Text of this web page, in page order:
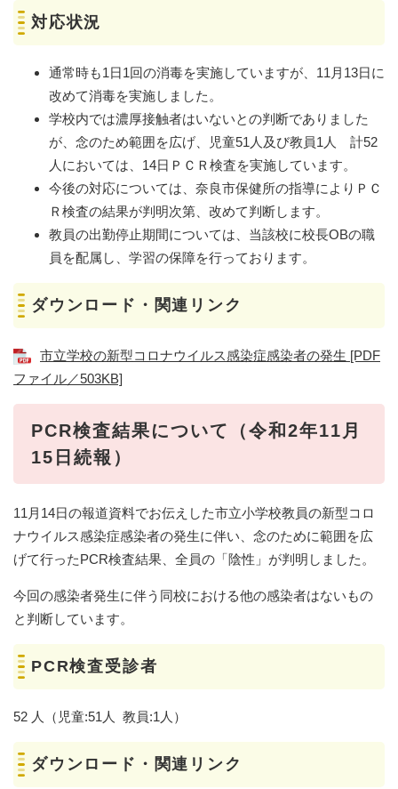
対応状況
通常時も1日1回の消毒を実施していますが、11月13日に
改めて消毒を実施しました。
学校内では濃厚接触者はいないとの判断でありました
が、念のため範囲を広げ、児童51人及び教員1人 計52
人においては、14日ＰＣＲ検査を実施しています。
今後の対応については、奈良市保健所の指導によりＰＣ
Ｒ検査の結果が判明次第、改めて判断します。
教員の出勤停止期間については、当該校に校長OBの職
員を配属し、学習の保障を行っております。
ダウンロード・関連リンク
市立学校の新型コロナウイルス感染症感染者の発生 [PDF
ファイル／503KB]
PCR検査結果について（令和2年11月
15日続報）
11月14日の報道資料でお伝えした市立小学校教員の新型コロ
ナウイルス感染症感染者の発生に伴い、念のために範囲を広
げて行ったPCR検査結果、全員の「陰性」が判明しました。
今回の感染者発生に伴う同校における他の感染者はないもの
と判断しています。
PCR検査受診者
52 人（児童:51人 教員:1人）
ダウンロード・関連リンク